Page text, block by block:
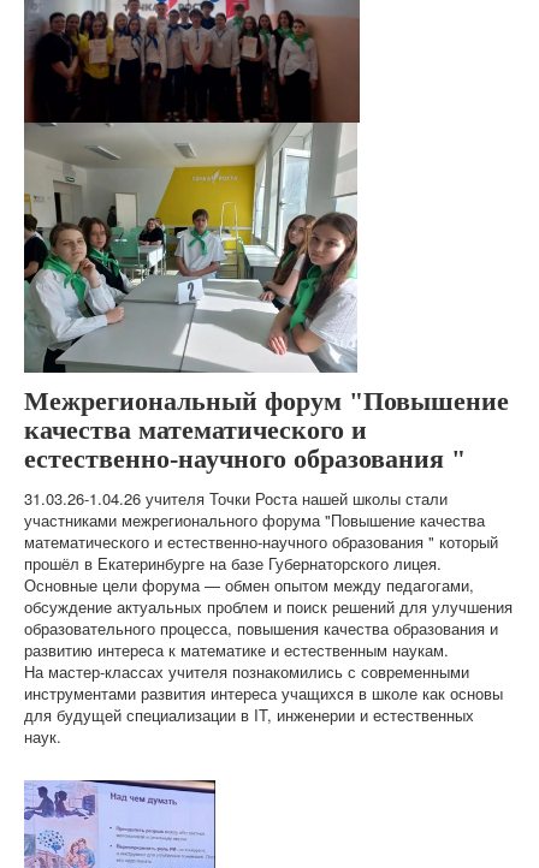
Межрегиональный форум "Повышение
качества математического и
естественно-научного образования "
31.03.26-1.04.26 учителя Точки Роста нашей школы стали
участниками межрегионального форума "Повышение качества
математического и естественно-научного образования " который
прошёл в Екатеринбурге на базе Губернаторского лицея.
Основные цели форума — обмен опытом между педагогами,
обсуждение актуальных проблем и поиск решений для улучшения
образовательного процесса, повышения качества образования и
развитию интереса к математике и естественным наукам.
На мастер-классах учителя познакомились с современными
инструментами развития интереса учащихся в школе как основы
для будущей специализации в IT, инженерии и естественных
наук.